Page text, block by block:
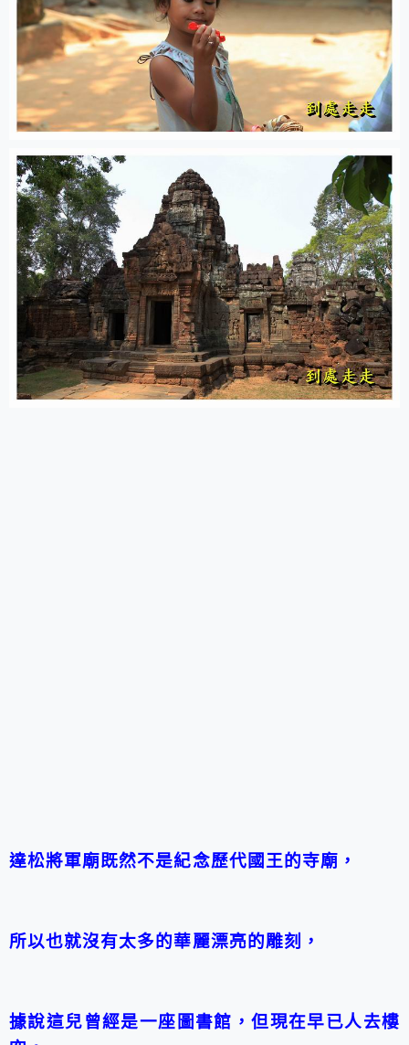
達松將軍廟既然不是紀念歷代國王的寺廟，
所以也就沒有太多的華麗漂亮的雕刻，
據說這兒曾經是一座圖書館，但現在早已人去樓